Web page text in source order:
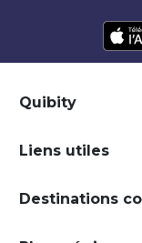
Quibity
Liens utiles
Destinations